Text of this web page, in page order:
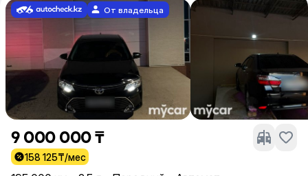
От владельца
9 000 000 ₸
158 125₸/мес